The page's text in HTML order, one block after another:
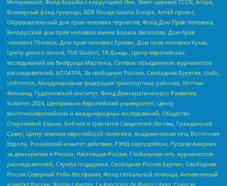
Интернешнл, Фонд борьбы с коррупцией Инк, Завет церквей TCCN, Агора,
Всемирный фонд природы, BDR Novaja Gazeta-Europe, Алтай проект,
Образовательный дом прав человека Чернигов, Фонд Дом Прав Человека,
Белорусский дом прав человека имени Бориса Звозскова, Дом прав
человека Тбилиси, Дом прав человека Ереван, Дом прав человека Крым,
Центр дикого лосося, TVR Studios, ТВ Дождь, Центр европейских
исследований им Вилфрида Мартенса, Сетевое объединение журналистов
расследователей, АЛЛАТРА, За свободную Россию, Свободная Бурятия, Uralic,
UnKremlin, Международная федерация транспортных рабочих, ИстЧам
Финланд, Гудзоновский институт, Фонд Демократического Развития,
Комитет-2024, Центрально-Европейский университет, Центр
восточноевропейских и международных исследований, Общество
Сторожевой башни, Библии и трактатов Свидетелей Иеговы, Гражданский
Совет, Центр анализа европейской политики, Академическая сеть Восточная
Европа, Российский комитет действия, РЭНД корпорейшн, Русская Америка
за демократию в России, Настоящая Россия, Глобальная сеть журналистов-
расследователей, Служба поддержки, Свободная Россия Берлин, Свободная
Россия Северный Рейн-Вестфалия, Фонд глобальной помощи, Антивоенный
комитет России, Russie-Libertes, La Asocicion de Rusos Libres, Союз за